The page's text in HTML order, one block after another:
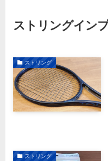
ストリングイン
ストリング
ストリング